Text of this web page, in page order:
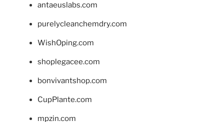
antaeuslabs.com
purelycleanchemdry.com
WishOping.com
shoplegacee.com
bonvivantshop.com
CupPlante.com
mpzin.com